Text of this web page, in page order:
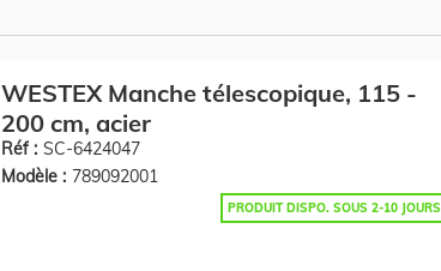
WESTEX Manche télescopique, 115 -
200 cm, acier
Réf : SC-6424047
Modèle : 789092001
PRODUIT DISPO. SOUS 2-10 JOURS